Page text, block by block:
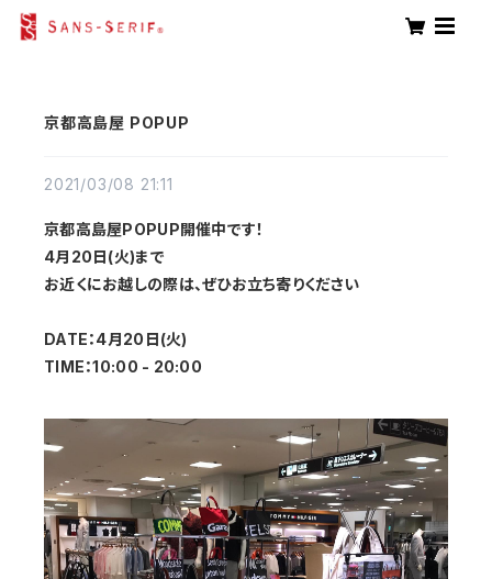
京都高島屋 POPUP
2021/03/08 21:11
京都高島屋POPUP開催中です！
4月20日(火)まで
お近くにお越しの際は、ぜひお立ち寄りください
DATE：4月20日(火)
TIME：10:00 - 20:00